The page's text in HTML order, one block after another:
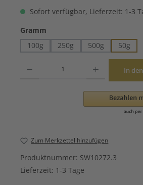
Sofort verfügbar, Lieferzeit: 1-3
Gramm
100g
250g 500g 50g
In
Zum Merkzettel hinzufügen
Produktnummer: SW10272.3
Lieferzeit: 1-3 Tage